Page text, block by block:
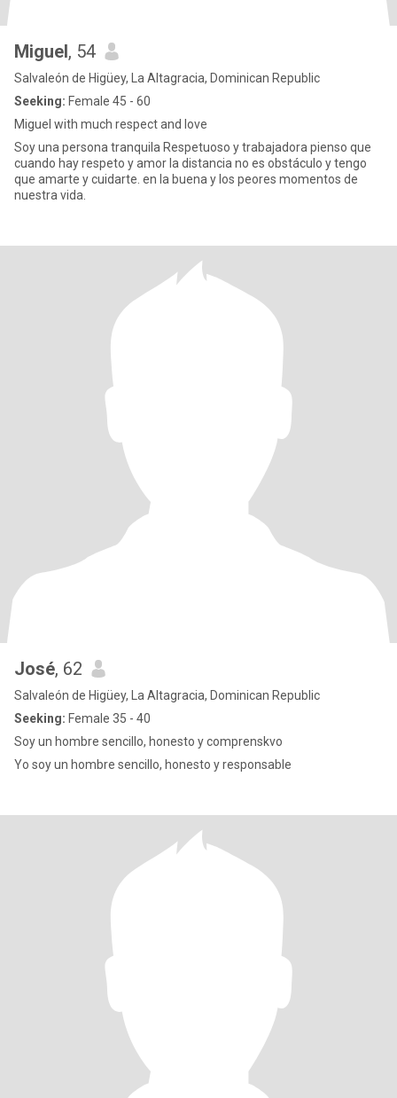
Miguel, 54
Salvaleón de Higüey, La Altagracia, Dominican Republic
Seeking: Female 45 - 60
Miguel with much respect and love
Soy una persona tranquila Respetuoso y trabajadora pienso que
cuando hay respeto y amor la distancia no es obstáculo y tengo
que amarte y cuidarte. en la buena y los peores momentos de
nuestra vida.
José, 62
Salvaleón de Higüey, La Altagracia, Dominican Republic
Seeking: Female 35 - 40
Soy un hombre sencillo, honesto y comprenskvo
Yo soy un hombre sencillo, honesto y responsable